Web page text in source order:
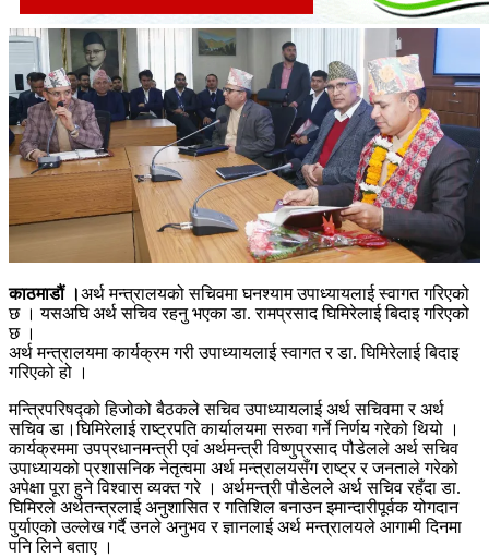
काठमाडौं ।अर्थ मन्त्रालयको सचिवमा घनश्याम उपाध्यायलाई स्वागत गरिएको
छ । यसअघि अर्थ सचिव रहनु भएका डा. रामप्रसाद घिमिरेलाई बिदाइ गरिएको
छ ।
अर्थ मन्त्रालयमा कार्यक्रम गरी उपाध्यायलाई स्वागत र डा. घिमिरेलाई बिदाइ
गरिएको हो ।
मन्त्रिपरिषद्को हिजोको बैठकले सचिव उपाध्यायलाई अर्थ सचिवमा र अर्थ
सचिव डा।घिमिरेलाई राष्ट्रपति कार्यालयमा सरुवा गर्ने निर्णय गरेको थियो ।
कार्यक्रममा उपप्रधानमन्त्री एवं अर्थमन्त्री विष्णुप्रसाद पौडेलले अर्थ सचिव
उपाध्यायको प्रशासनिक नेतृत्वमा अर्थ मन्त्रालयसँग राष्ट्र र जनताले गरेको
अपेक्षा पूरा हुने विश्वास व्यक्त गरे । अर्थमन्त्री पौडेलले अर्थ सचिव रहँदा डा.
घिमिरले अर्थतन्त्रलाई अनुशासित र गतिशिल बनाउन इमान्दारीपूर्वक योगदान
पुर्याएको उल्लेख गर्दै उनले अनुभव र ज्ञानलाई अर्थ मन्त्रालयले आगामी दिनमा
पनि लिने बताए ।